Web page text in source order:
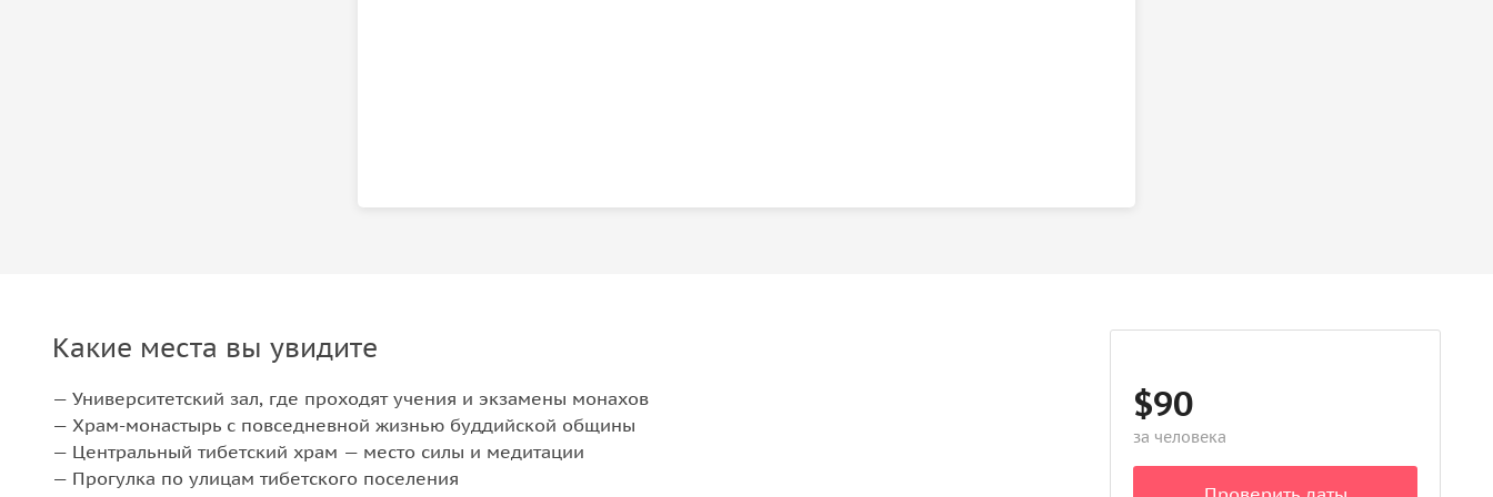
Какие места вы увидите
— Университетский зал, где проходят учения и экзамены монахов
— Храм-монастырь с повседневной жизнью буддийской общины
— Центральный тибетский храм — место силы и медитации
— Прогулка по улицам тибетского поселения
$90
за человека